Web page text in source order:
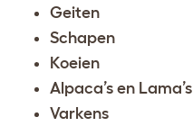
Geiten
Schapen
Koeien
Alpaca’s en Lama’s
Varkens